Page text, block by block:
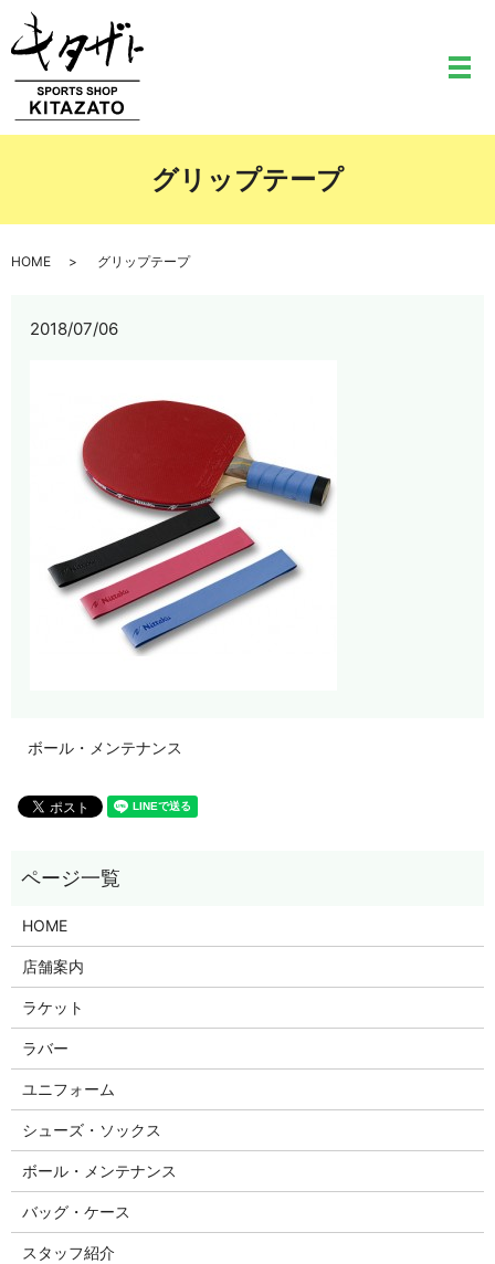
メ
グリップテープ
HOME グリップテープ
2018/07/06
ボール・メンテナンス
HOME
店舗案内
ラケット
ラバー
ユニフォーム
シューズ・ソックス
ボール・メンテナンス
バッグ・ケース
スタッフ紹介